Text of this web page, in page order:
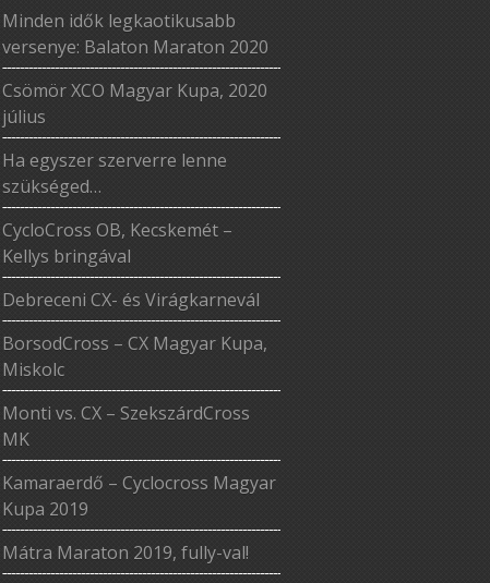
Minden idők legkaotikusabb
versenye: Balaton Maraton 2020
Csömör XCO Magyar Kupa, 2020
július
Ha egyszer szerverre lenne
szükséged…
CycloCross OB, Kecskemét –
Kellys bringával
Debreceni CX- és Virágkarnevál
BorsodCross – CX Magyar Kupa,
Miskolc
Monti vs. CX – SzekszárdCross
MK
Kamaraerdő – Cyclocross Magyar
Kupa 2019
Mátra Maraton 2019, fully-val!